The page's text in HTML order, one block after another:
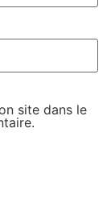
site dans le